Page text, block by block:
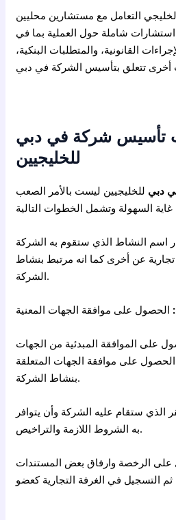
التعامل مع مستشارين محليين
شاملة حول العملية بما في
القانونية، والمتطلبات البنكية،
تأسيس شركة في دبي
للخليجيين
دبي للخليجيين ليست بالأمر الصعب
اسم النشاط الذي ستقوم به الشركة
عن أخرى كما انه مرتبط بنشاط
الشركة.
على الموافقة المبدئية من الجهات
على موافقة الجهات المتعلقة
بنشاط الشركة.
الذي ستقام عليه الشركة وأن يتوافر
به الشروط اللازمة والتراخيص.
الرخصة وارفاق بعض المستندات